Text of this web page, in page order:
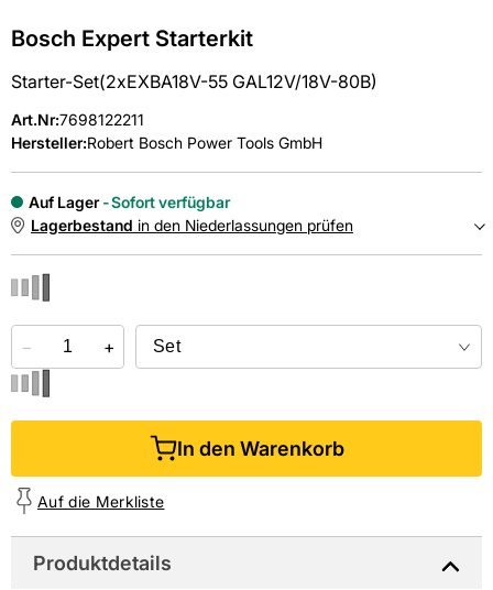
Bosch Expert Starterkit
Starter-Set(2xEXBA18V-55 GAL12V/18V-80B)
Art.Nr:7698122211
Hersteller:Robert Bosch Power Tools GmbH
Auf Lager
Sofort verfügbar
Lagerbestand in den Niederlassungen prüfen
Online kaufen &kostenlos
− +
In den Warenkorb
Auf die Merkliste
Produktdetails